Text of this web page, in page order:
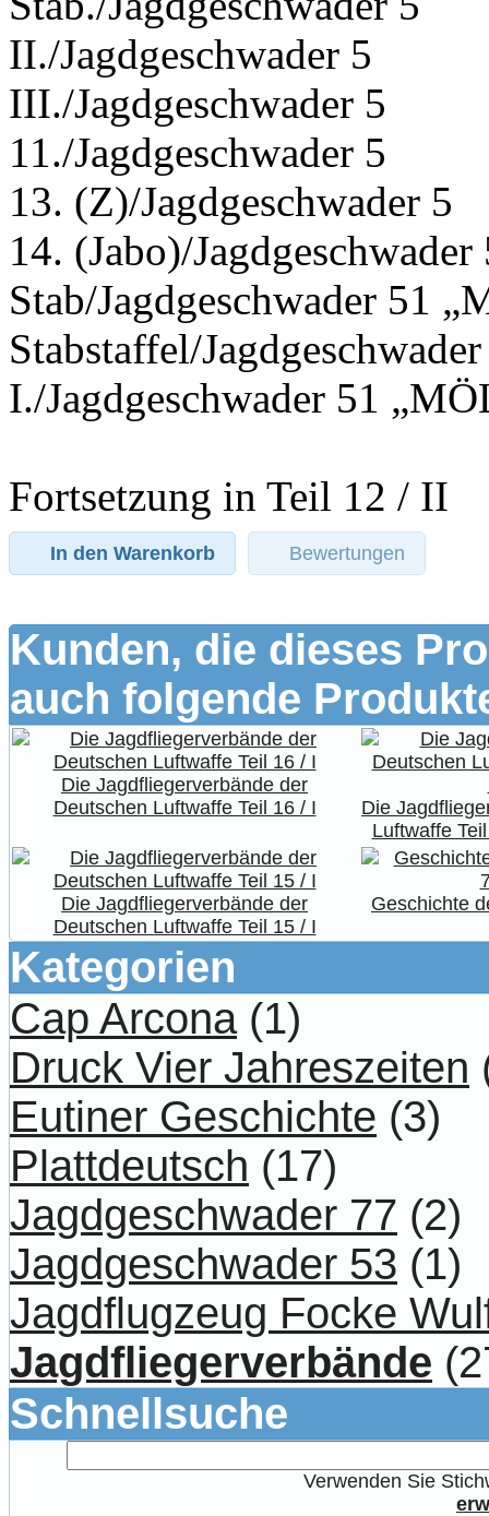
II./Jagdgeschwader 5
III./Jagdgeschwader 5
11./Jagdgeschwader 5
13. (Z)/Jagdgeschwader 5
14. (Jabo)/Jagdgeschwader
Stab/Jagdgeschwader 51
Stabstaffel/
I./Jagdgeschwader 51
Fortsetzung in Teil 12 / II
In den Warenkorb Bewertungen
Kunden, die dieses
auch folgende
Die Jagdfliegerverbände der
Deutschen Luftwaffe Teil 16 / I
Die
Luftwaffe
Die Jagdfliegerverbände der
Deutschen Luftwaffe Teil 15 / I
Geschichte
Kategorien
Cap Arcona(1)
Druck Vier Jahreszeiten
Eutiner Geschichte (3)
Plattdeutsch (17)
Jagdgeschwader 77 (2)
Jagdgeschwader 53 (1)
Jagdflugzeug Focke
Jagdfliegerverbände
Schnellsuche
Verwenden Sie